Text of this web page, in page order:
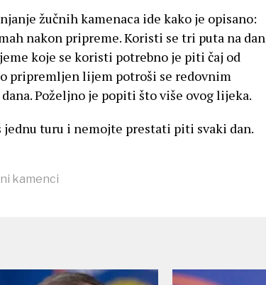
žučnih kamenaca ide kako je opisano:
nakon pripreme. Koristi se tri puta na dan
koje se koristi potrebno je piti čaj od
pripremljen lijem potroši se redovnim
Poželjno je popiti što više ovog lijeka.
turu i nemojte prestati piti svaki dan.
kamenci